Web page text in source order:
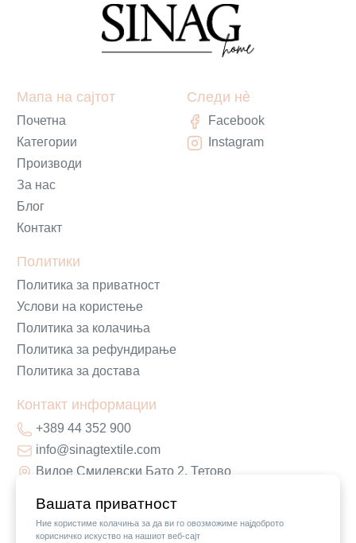
Вашата приватност
Ние користиме колачиња за да ви го овозможиме најдоброто
корисничко искуство на нашиот веб-сајт
Мапа на сајтот
Почетна
Категории
Производи
За нас
Блог
Контакт
Политики
Политика за приватност
Услови на користење
Политика за колачиња
Политика за рефундирање
Политика за достава
Контакт информации
+389 44 352 900
info@sinagtextile.com
Видое Смилевски Бато 2, Тетово
Следи нè
Facebook
Instagram